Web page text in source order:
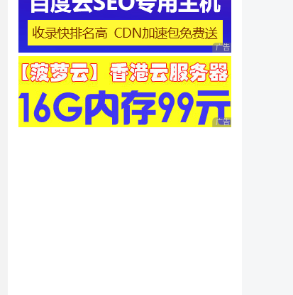
广告 商业广告，理性
广告 商业广告，理性